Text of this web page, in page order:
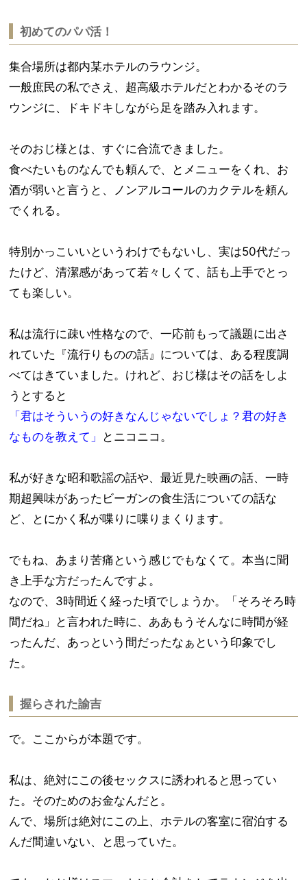
初めてのパパ活！
集合場所は都内某ホテルのラウンジ。
一般庶民の私でさえ、超高級ホテルだとわかるそのラ
ウンジに、ドキドキしながら足を踏み入れます。
そのおじ様とは、すぐに合流できました。
食べたいものなんでも頼んで、とメニューをくれ、お
酒が弱いと言うと、ノンアルコールのカクテルを頼ん
でくれる。
特別かっこいいというわけでもないし、実は50代だっ
たけど、清潔感があって若々しくて、話も上手でとっ
ても楽しい。
私は流行に疎い性格なので、一応前もって議題に出さ
れていた『流行りものの話』については、ある程度調
べてはきていました。けれど、おじ様はその話をしよ
うとすると
「君はそういうの好きなんじゃないでしょ？君の好き
なものを教えて」
とニコニコ。
私が好きな昭和歌謡の話や、最近見た映画の話、一時
期超興味があったビーガンの食生活についての話な
ど、とにかく私が喋りに喋りまくります。
でもね、あまり苦痛という感じでもなくて。本当に聞
き上手な方だったんですよ。
なので、3時間近く経った頃でしょうか。「そろそろ時
間だね」と言われた時に、ああもうそんなに時間が経
ったんだ、あっという間だったなぁという印象でし
た。
握らされた諭吉
で。ここからが本題です。
私は、絶対にこの後セックスに誘われると思ってい
た。そのためのお金なんだと。
んで、場所は絶対にこの上、ホテルの客室に宿泊する
んだ間違いない、と思っていた。